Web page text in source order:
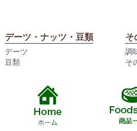
デーツ・ナッツ・豆類
デーツ
豆類
そ
調
そ